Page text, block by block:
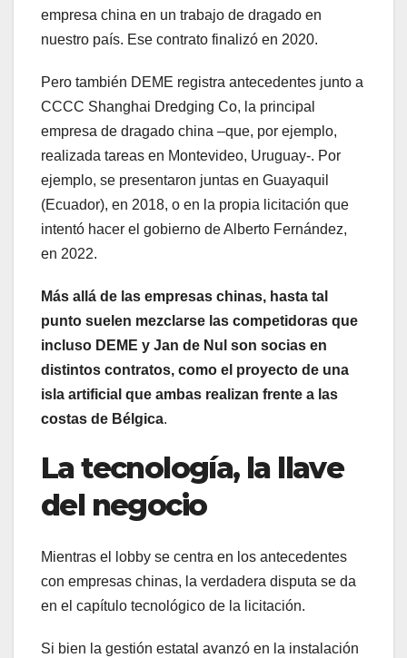
empresa china en un trabajo de dragado en
nuestro país. Ese contrato finalizó en 2020.
Pero también DEME registra antecedentes junto a
CCCC Shanghai Dredging Co, la principal
empresa de dragado china –que, por ejemplo,
realizada tareas en Montevideo, Uruguay-. Por
ejemplo, se presentaron juntas en Guayaquil
(Ecuador), en 2018, o en la propia licitación que
intentó hacer el gobierno de Alberto Fernández,
en 2022.
Más allá de las empresas chinas, hasta tal
punto suelen mezclarse las competidoras que
incluso DEME y Jan de Nul son socias en
distintos contratos, como el proyecto de una
isla artificial que ambas realizan frente a las
costas de Bélgica.
La tecnología, la llave
del negocio
Mientras el lobby se centra en los antecedentes
con empresas chinas, la verdadera disputa se da
en el capítulo tecnológico de la licitación.
Si bien la gestión estatal avanzó en la instalación